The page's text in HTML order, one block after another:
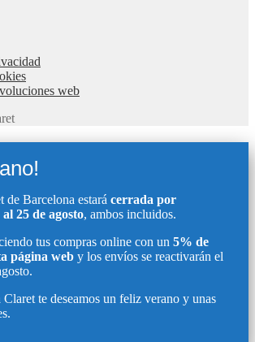
web
Barcelona estará cerrada por
25 de agosto, ambos incluidos.
tus compras online con un 5% de
página web y los envíos se reactivarán el
te deseamos un feliz verano y unas